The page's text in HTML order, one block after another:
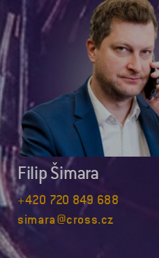
Filip Šimara
+420 720 849 688
simara@cross.cz